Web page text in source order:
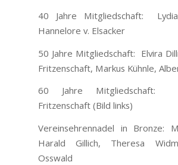
40 Jahre Mitgliedschaft:
Hannelore v. Elsacker
50 Jahre Mitgliedschaft: Elvira
Fritzenschaft, Markus Kühnle,
60 Jahre Mitgliedschaft:
Fritzenschaft (Bild links)
Vereinsehrennadel in Bronze:
Harald Gillich, Theresa
Osswald